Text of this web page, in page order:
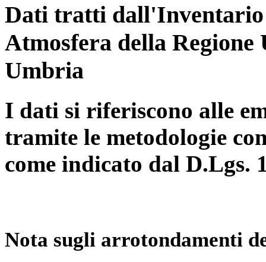
Dati tratti dall'Inventario
Atmosfera della
Umbria
I dati si riferiscono alle
tramite le metodologie
come indicato dal D.Lgs.
Nota sugli arrotondamenti